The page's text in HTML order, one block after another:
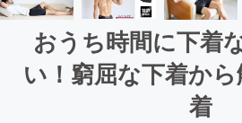
おうち時間に下着
い！窮屈な下着か
着